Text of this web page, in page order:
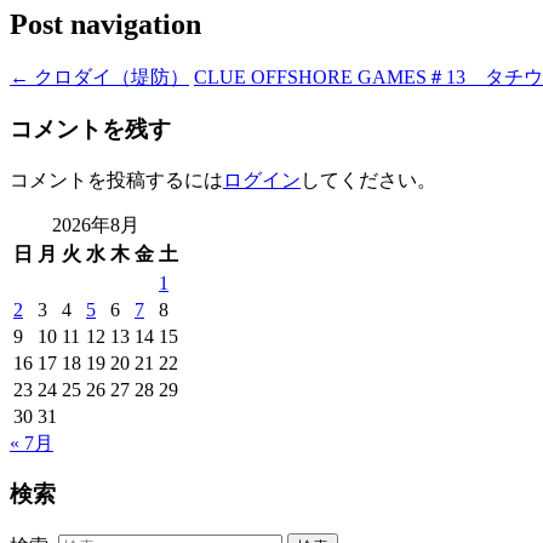
Post navigation
← クロダイ（堤防） CLUE OFFSHORE GAMES＃13 タチ
コメントを残す
コメントを投稿するには ログイン してください。
2026年8月
日
月 火 水 木 金 土
1
2
3 4 5 6 7
8
9
10 11 12 13 14 15
16 17 18 19 20 21 22
23 24 25 26 27 28 29
30 31
« 7月
検索